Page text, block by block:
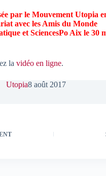
par le Mouvement Utopia
avec les Amis du Monde
et SciencesPo Aix le 30
la vidéo en ligne.
Utopia8 août 2017